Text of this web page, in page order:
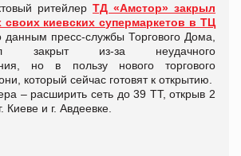
ритейлер ТД «Амстор» закрыл
киевских супермаркетов в ТЦ
данным пресс-службы Торгового Дома,
закрыт из-за неудачного
но в пользу нового торгового
который сейчас готовят к открытию.
– расширить сеть до 39 ТТ, открыв 2
Киеве и г. Авдеевке.